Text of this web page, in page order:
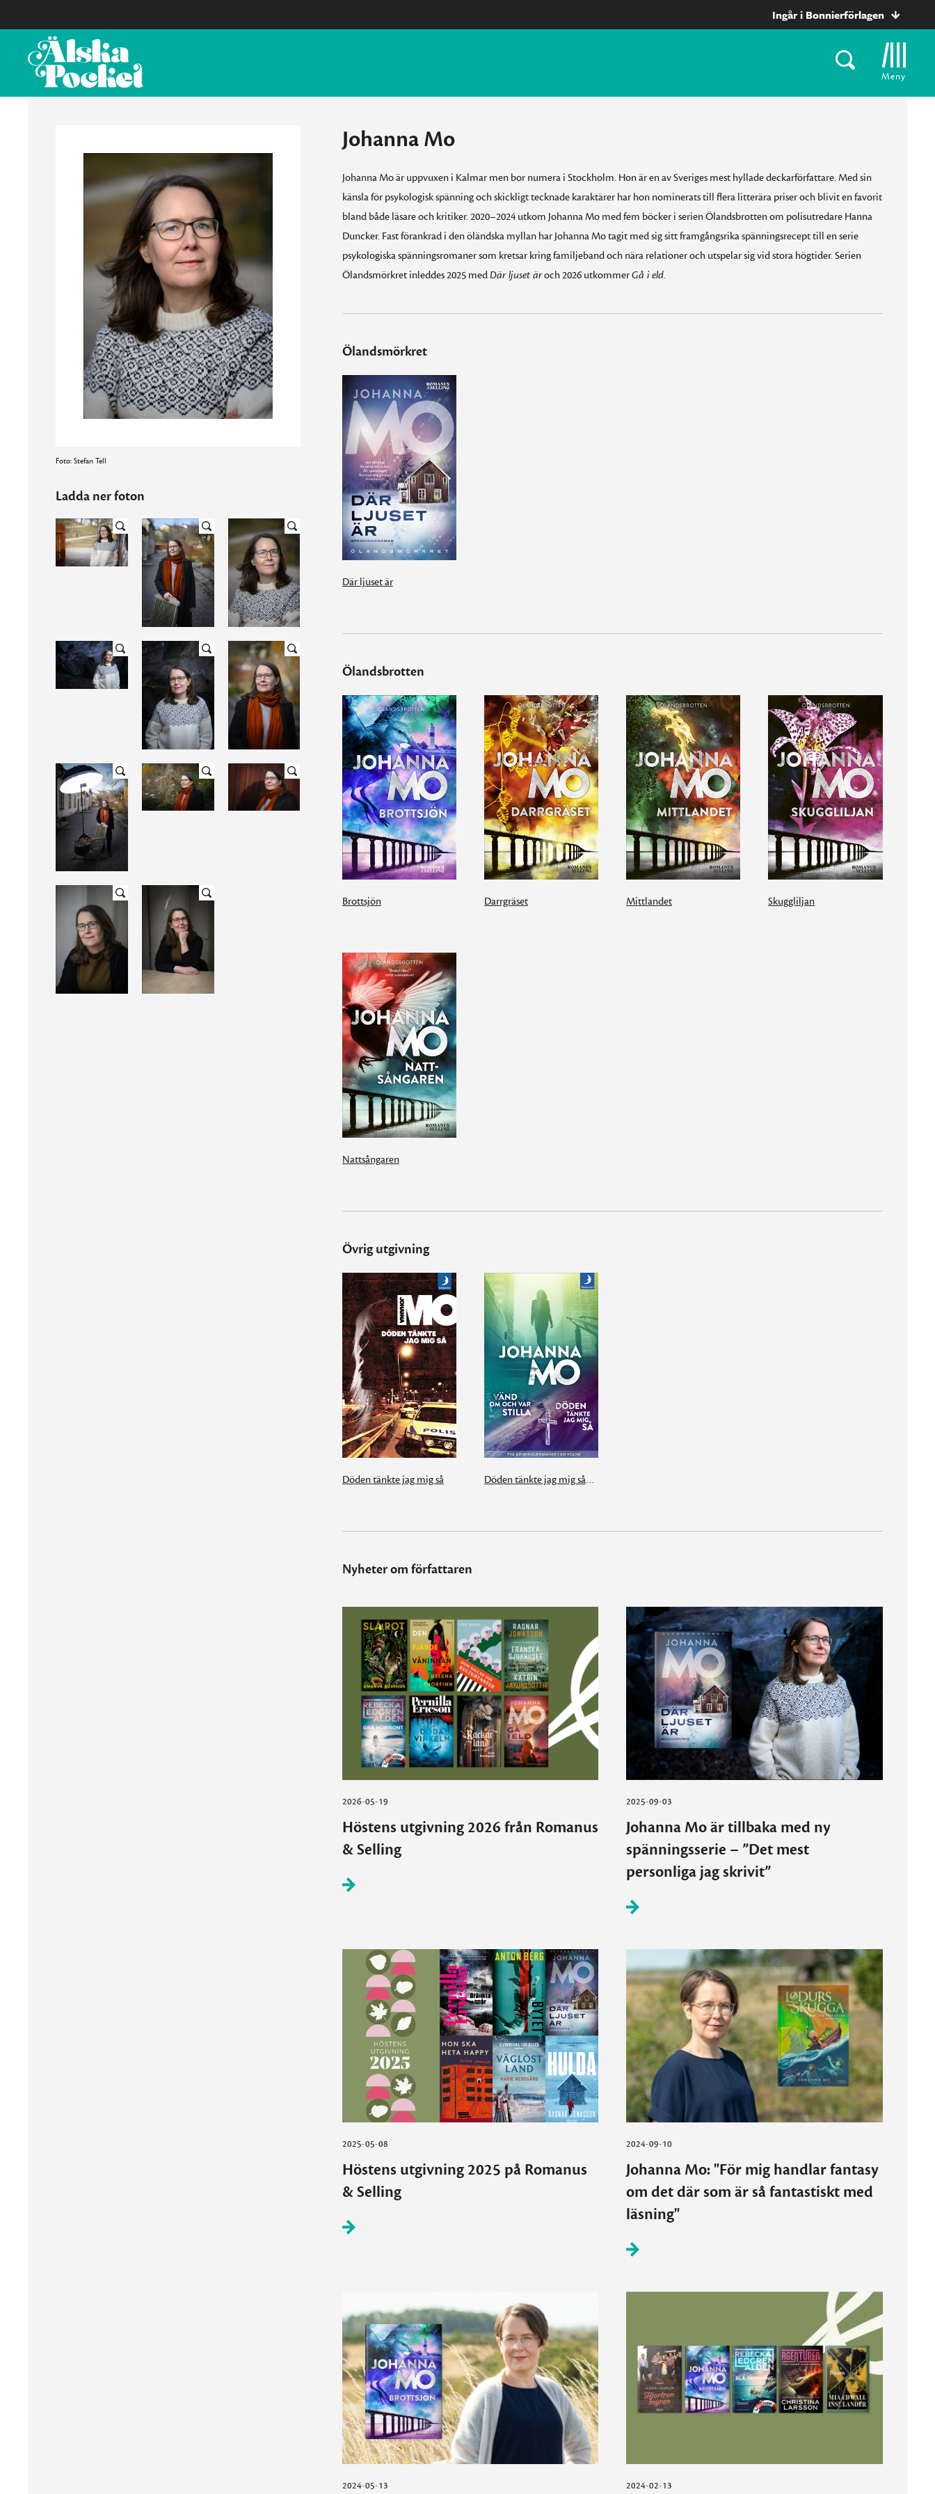
Ingår i Bonnierförlagen
Meny
Foto: Stefan Tell
Ladda ner foton
Johanna Mo
Johanna Mo är uppvuxen i Kalmar men bor numera i Stockholm. Hon är en av Sveriges mest hyllade deckarförfattare. Med sin
känsla för psykologisk spänning och skickligt tecknade karaktärer har hon nominerats till flera litterära priser och blivit en favorit
bland både läsare och kritiker. 2020–2024 utkom Johanna Mo med fem böcker i serien Ölandsbrotten om polisutredare Hanna
Duncker. Fast förankrad i den öländska myllan har Johanna Mo tagit med sig sitt framgångsrika spänningsrecept till en serie
psykologiska spänningsromaner som kretsar kring familjeband och nära relationer och utspelar sig vid stora högtider. Serien
Ölandsmörkret inleddes 2025 medDär ljuset äroch 2026 utkommerGå i eld.
Ölandsmörkret
Där ljuset är
Ölandsbrotten
Brottsjön Darrgräset Mittlandet Skuggliljan
Nattsångaren
Övrig utgivning
Döden tänkte jag mig så Döden tänkte jag mig så/Vänd om och var stilla
Nyheter om författaren
2026-05-19
Höstens utgivning 2026 från Romanus
& Selling
2025-09-03
Johanna Mo är tillbaka med ny
spänningsserie – ”Det mest
personliga jag skrivit”
2025-05-08
Höstens utgivning 2025 på Romanus
& Selling
2024-09-10
Johanna Mo: "För mig handlar fantasy
om det där som är så fantastiskt med
läsning"
2024-05-13 2024-02-13